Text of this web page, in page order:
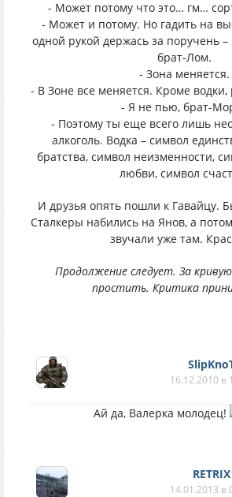
- Может потому что это… гм…
- Может и потому. Но гадить на
одной рукой держась за поручень
брат-Лом.
- Зона меняется.
- В Зоне все меняется. Кроме
- Я не пью, брат-
- Поэтому ты еще всего лишь
алкоголь. Водка – символ
братства, символ неизменности,
любви, символ
И друзья опять пошли к Гавайцу.
Сталкеры набились на Янов, а
звучали уже там.
Продолжение следует. За
простить. Критика
16.12.2010 в
Ай да, Валерка молодец!
RETRIX
14.01.2013 в